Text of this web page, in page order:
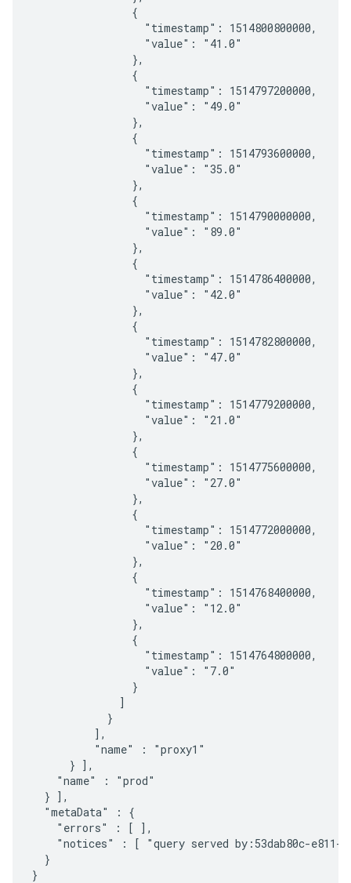
                {
                  "timestamp": 1514800800000,
                  "value": "41.0"
                },
                {
                  "timestamp": 1514797200000,
                  "value": "49.0"
                },
                {
                  "timestamp": 1514793600000,
                  "value": "35.0"
                },
                {
                  "timestamp": 1514790000000,
                  "value": "89.0"
                },
                {
                  "timestamp": 1514786400000,
                  "value": "42.0"
                },
                {
                  "timestamp": 1514782800000,
                  "value": "47.0"
                },
                {
                  "timestamp": 1514779200000,
                  "value": "21.0"
                },
                {
                  "timestamp": 1514775600000,
                  "value": "27.0"
                },
                {
                  "timestamp": 1514772000000,
                  "value": "20.0"
                },
                {
                  "timestamp": 1514768400000,
                  "value": "12.0"
                },
                {
                  "timestamp": 1514764800000,
                  "value": "7.0"
                }
              ]
            }
          ],
          "name" : "proxy1"
      } ],
    "name" : "prod"
  } ],
  "metaData" : {
    "errors" : [ ],
"notices" : [ "query served by:53dab80c-
  }
}